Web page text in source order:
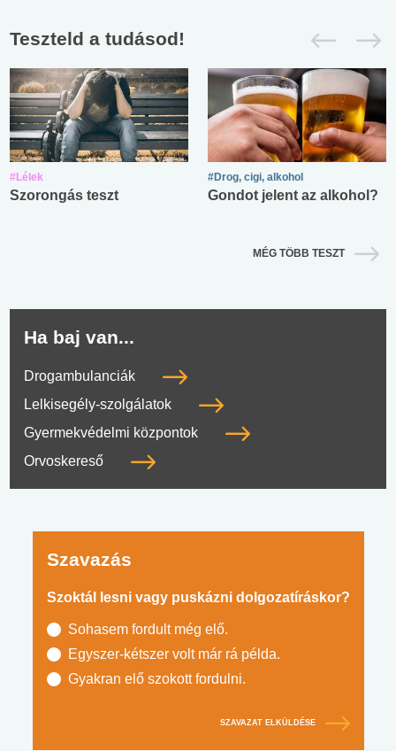
Teszteld a tudásod!
#Lélek
Szorongás teszt
#Drog, cigi, alkohol
Gondot jelent az alkohol?
MÉG TÖBB TESZT
Ha baj van...
Drogambulanciák
Lelkisegély-szolgálatok
Gyermekvédelmi központok
Orvoskereső
Szavazás
Szoktál lesni vagy puskázni dolgozatíráskor?
Sohasem fordult még elő.
Egyszer-kétszer volt már rá példa.
Gyakran elő szokott fordulni.
SZAVAZAT ELKÜLDÉSE